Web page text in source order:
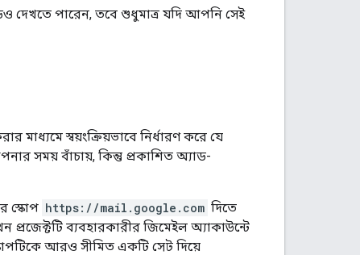
দেখতে পারেন, তবে শুধুমাত্র যদি আপনি সেই
মাধ্যমে স্বয়ংক্রিয়ভাবে নির্ধারণ করে যে
সময় বাঁচায়, কিন্তু প্রকাশিত অ্যাড-
স্কোপ https://mail.google.com দিতে
ব্যবহারকারীর জিমেইল অ্যাকাউন্টে
আরও সীমিত একটি সেট দিয়ে